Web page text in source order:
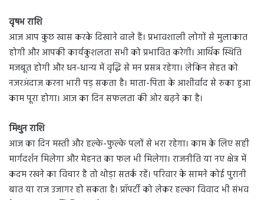
वृषभ राशि
आज आप कुछ खास करके दिखाने वाले हैं। प्रभावशाली लोगों से मुलाकात
होगी और आपकी कार्यकुशलता सभी को प्रभावित करेगी। आर्थिक स्थिति
मजबूत होगी और धन-धान्य में वृद्धि से मन प्रसन्न रहेगा। लेकिन सेहत को
नजरअंदाज करना भारी पड़ सकता है। माता-पिता के आशीर्वाद से रुका हुआ
काम पूरा होगा। आज का दिन सफलता की ओर बढ़ने का है।
मिथुन राशि
आज का दिन मस्ती और हल्के-फुल्के पलों से भरा रहेगा। काम के लिए सही
मार्गदर्शन मिलेगा और मेहनत का फल भी मिलेगा। राजनीति या नए क्षेत्र में
कदम रखने का विचार है तो थोड़ा सतर्क रहें। परिवार के सामने कोई पुरानी
बात या राज उजागर हो सकता है। प्रॉपर्टी को लेकर हल्का विवाद भी संभव